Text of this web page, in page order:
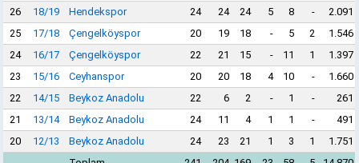
26
18/19 Hendekspor 24 24 24 5 8 -
2.091
25
17/18 Çengelköyspor 20 19 18 - 5 2
1.546
24
16/17 Çengelköyspor 22 21 15 - 11 1
1.397
23
15/16 Ceyhanspor 20 20 18 4 10 -
1.660
22
14/15 Beykoz Anadolu 22 6 2 - 1 -
261
21
13/14 Beykoz Anadolu 24 11 4 1 1 -
491
20
12/13 Beykoz Anadolu 24 23 21 1 3 1
1.751